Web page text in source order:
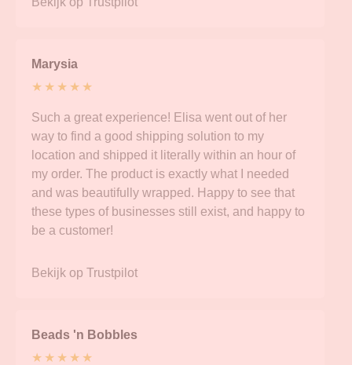
Marysia
★ ★ ★ ★ ★
Such a great experience! Elisa went out of her
way to find a good shipping solution to my
location and shipped it literally within an hour of
my order. The product is exactly what I needed
and was beautifully wrapped. Happy to see that
these types of businesses still exist, and happy to
be a customer!
Bekijk op Trustpilot
Beads 'n Bobbles
★ ★ ★ ★ ★